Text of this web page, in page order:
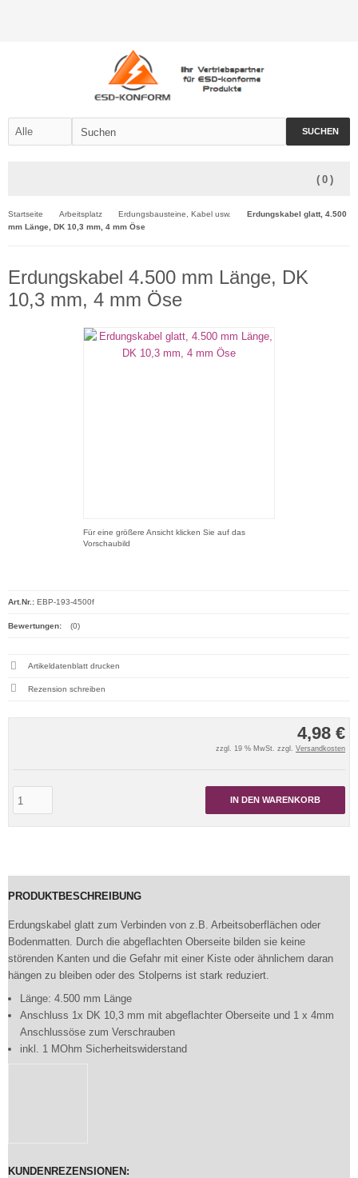
SUCHEN
( 0 )
Startseite Arbeitsplatz Erdungsbausteine, Kabel usw.
Erdungskabel glatt, 4.500
mm Länge, DK 10,3 mm, 4 mm Öse
Erdungskabel 4.500 mm Länge, DK
10,3 mm, 4 mm Öse
Für eine größere Ansicht klicken Sie auf das
Vorschaubild
4,98 €
zzgl. 19 % MwSt. zzgl. Versandkosten
IN DEN WARENKORB
Art.Nr.: EBP-193-4500f
Bewertungen: (0)
Artikeldatenblatt drucken
Rezension schreiben
PRODUKTBESCHREIBUNG
Erdungskabel glatt zum Verbinden von z.B. Arbeitsoberflächen oder
Bodenmatten. Durch die abgeflachten Oberseite bilden sie keine
störenden Kanten und die Gefahr mit einer Kiste oder ähnlichem daran
hängen zu bleiben oder des Stolperns ist stark reduziert.
Länge: 4.500 mm Länge
Anschluss 1x DK 10,3 mm mit abgeflachter Oberseite und 1 x 4mm
Anschlussöse zum Verschrauben
inkl. 1 MOhm Sicherheitswiderstand
KUNDENREZENSIONEN: